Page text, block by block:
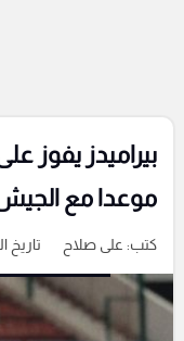
بيراميدز يفوز
موعدا مع الجيش
كتب: على صلاح تاريخ